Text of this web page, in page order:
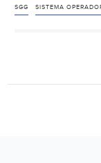
SGG SISTEMA